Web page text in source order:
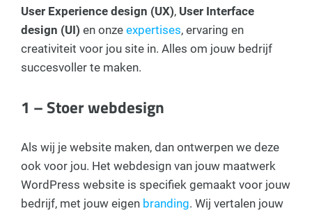
User Experience design (UX), User Interface
design (UI) en onze expertises, ervaring en
creativiteit voor jou site in. Alles om jouw bedrijf
succesvoller te maken.
1 – Stoer webdesign
Als wij je website maken, dan ontwerpen we deze
ook voor jou. Het webdesign van jouw maatwerk
WordPress website is specifiek gemaakt voor jouw
bedrijf, met jouw eigen branding. Wij vertalen jouw